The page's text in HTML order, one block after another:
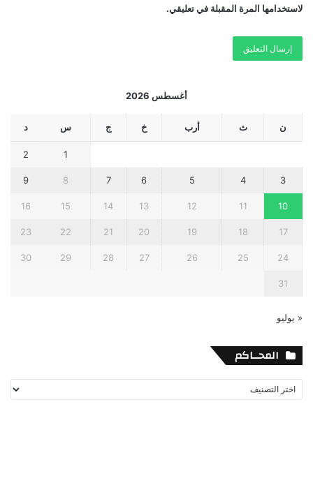
لاستخدامها المرة المقبلة في تعليقي.
أغسطس 2026
ن ث أرب خ ج س د
1
2
3
4
5
6
7
8
9
10
11
12
13
14
15
16
17
18
19
20
21
22
23
24
25
26
27
28
29
30
31
« يوليو
المحــاكم
المحــاكم